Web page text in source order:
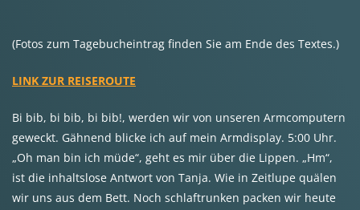
(Fotos zum Tagebucheintrag finden Sie am Ende des Textes.)
LINK ZUR REISEROUTE
Bi bib, bi bib, bi bib!, werden wir von unseren Armcomputern
geweckt. Gähnend blicke ich auf mein Armdisplay. 5:00 Uhr.
„Oh man bin ich müde“, geht es mir über die Lippen. „Hm“,
ist die inhaltslose Antwort von Tanja. Wie in Zeitlupe quälen
wir uns aus dem Bett. Noch schlaftrunken packen wir heute